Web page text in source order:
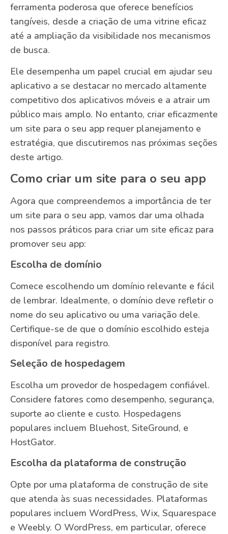
ferramenta poderosa que oferece benefícios
tangíveis, desde a criação de uma vitrine eficaz
até a ampliação da visibilidade nos mecanismos
de busca.
Ele desempenha um papel crucial em ajudar seu
aplicativo a se destacar no mercado altamente
competitivo dos aplicativos móveis e a atrair um
público mais amplo. No entanto, criar eficazmente
um site para o seu app requer planejamento e
estratégia, que discutiremos nas próximas seções
deste artigo.
Como criar um site para o seu app
Agora que compreendemos a importância de ter
um site para o seu app, vamos dar uma olhada
nos passos práticos para criar um site eficaz para
promover seu app:
Escolha de domínio
Comece escolhendo um domínio relevante e fácil
de lembrar. Idealmente, o domínio deve refletir o
nome do seu aplicativo ou uma variação dele.
Certifique-se de que o domínio escolhido esteja
disponível para registro.
Seleção de hospedagem
Escolha um provedor de hospedagem confiável.
Considere fatores como desempenho, segurança,
suporte ao cliente e custo. Hospedagens
populares incluem Bluehost, SiteGround, e
HostGator.
Escolha da plataforma de construção
Opte por uma plataforma de construção de site
que atenda às suas necessidades. Plataformas
populares incluem WordPress, Wix, Squarespace
e Weebly. O WordPress, em particular, oferece